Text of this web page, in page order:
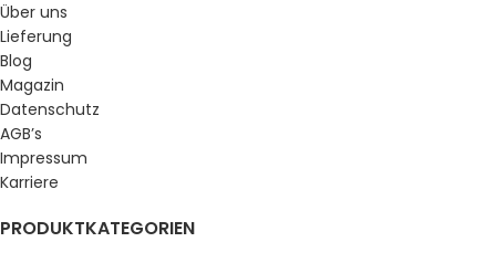
Über uns
Lieferung
Blog
Magazin
Datenschutz
AGB’s
Impressum
Karriere
PRODUKTKATEGORIEN